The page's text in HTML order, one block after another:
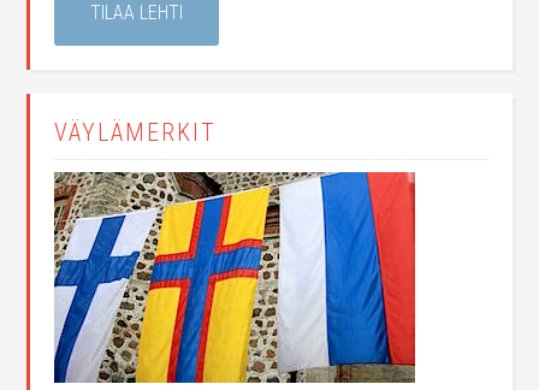
TILAA LEHTI
VÄYLÄMERKIT